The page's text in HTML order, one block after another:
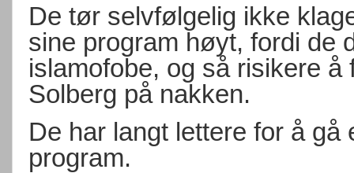
De tør selvfølgelig ikke
sine program høyt, fordi de
islamofobe, og så risikere
Solberg på nakken.
De har langt lettere for å
program.